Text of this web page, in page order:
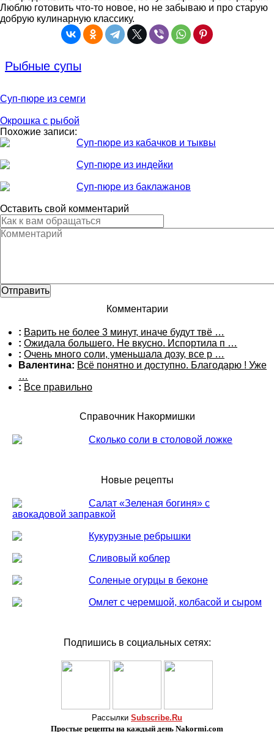
Люблю готовить что-то новое, но не забываю и про старую
добрую кулинарную классику.
Рыбные супы
Суп-пюре из семги
Окрошка с рыбой
Похожие записи:
Суп-пюре из кабачков и тыквы
Суп-пюре из индейки
Суп-пюре из баклажанов
Оставить свой комментарий
Комментарии
: Варить не более 3 минут, иначе будут твё …
: Ожидала большего. Не вкусно. Испортила п …
: Очень много соли, уменьшала дозу, все р …
Валентина: Всё понятно и доступно. Благодарю ! Уже
…
: Все правильно
Справочник Накормишки
Сколько соли в столовой ложке
Новые рецепты
Салат «Зеленая богиня» с
авокадовой заправкой
Кукурузные ребрышки
Сливовый коблер
Соленые огурцы в беконе
Омлет с черемшой, колбасой и сыром
Подпишись в социальных сетях:
Рассылки Subscribe.Ru
Простые рецепты на каждый день Nakormi.com